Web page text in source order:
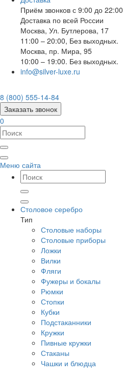
Приём звонков с 9:00 до 22:00
Доставка по всей России
Москва, Ул. Бутлерова, 17
11:00 – 20:00, Без выходных.
Москва, пр. Мира, 95
10:00 – 19:00. Без выходных.
info@silver-luxe.ru
8 (800) 555-14-84
Заказать звонок
0
Меню сайта
Столовое серебро
Тип
Столовые наборы
Столовые приборы
Ложки
Вилки
Фляги
Фужеры и бокалы
Рюмки
Стопки
Кубки
Подстаканники
Кружки
Пивные кружки
Стаканы
Чашки и блюдца